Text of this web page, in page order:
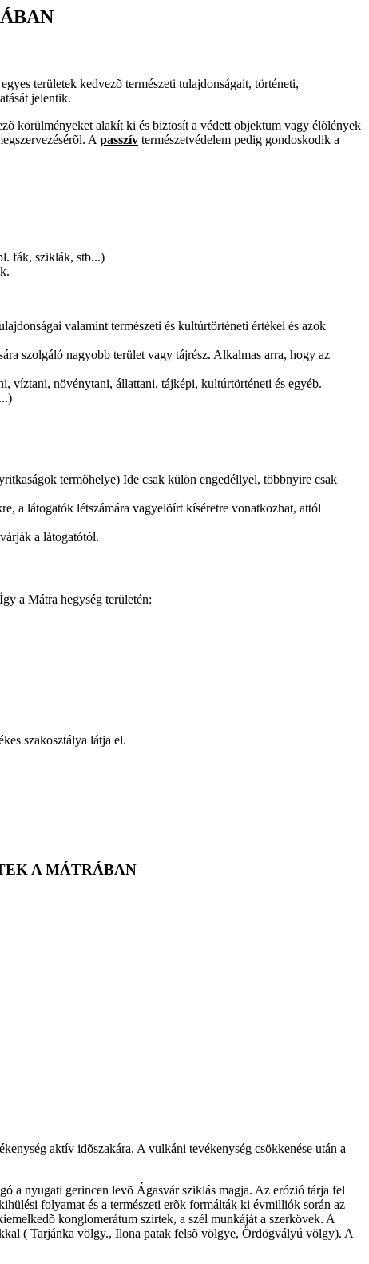
területek kedvezõ természeti tulajdonságait, történeti,
jelentik.
körülményeket alakít ki és biztosít a védett objektum vagy élõlények
A passzív természetvédelem pedig gondoskodik a
fák, sziklák, stb...)
valamint természeti és kultúrtörténeti értékei és azok
szolgáló nagyobb terület vagy tájrész. Alkalmas arra, hogy az
víztani, növénytani, állattani, tájképi, kultúrtörténeti és egyéb.
termõhelye) Ide csak külön engedéllyel, többnyire csak
a látogatók létszámára vagyelõírt kíséretre vonatkozhat, attól
a látogatótól.
a Mátra hegység területén:
szakosztálya látja el.
A MÁTRÁBAN
aktív idõszakára. A vulkáni tevékenység csökkenése után a
a nyugati gerincen levõ Ágasvár sziklás magja. Az erózió tárja fel
folyamat és a természeti erõk formálták ki évmilliók során az
konglomerátum szirtek, a szél munkáját a szerkövek. A
( Tarjánka völgy., Ilona patak felsõ völgye, Ördögvályú völgy). A